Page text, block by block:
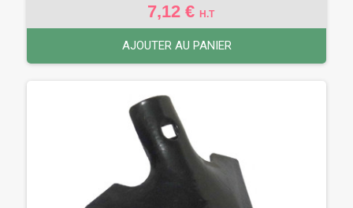
7,12 € H.T
AJOUTER AU PANIER